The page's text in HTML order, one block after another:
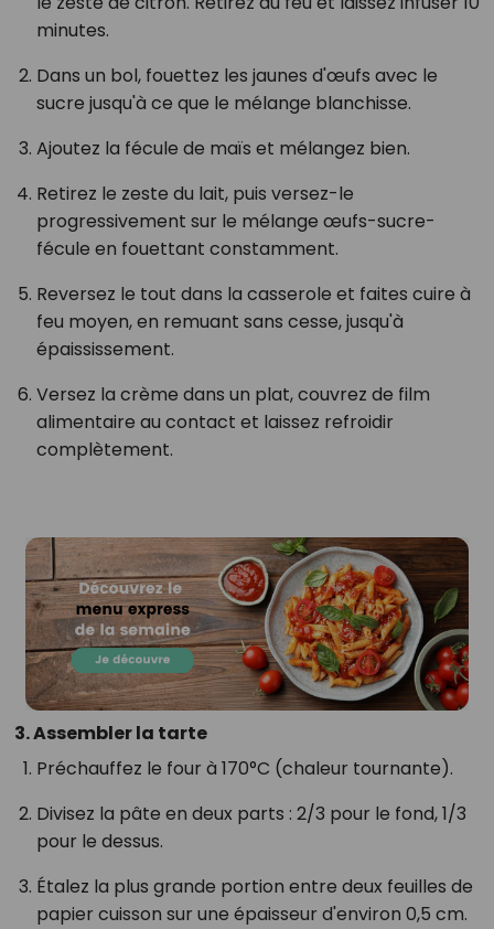
minutes.
Dans un bol, fouettez les jaunes d'œufs avec le
sucre jusqu'à ce que le mélange blanchisse.
Ajoutez la fécule de maïs et mélangez bien.
Retirez le zeste du lait, puis versez-le
progressivement sur le mélange œufs-sucre-
fécule en fouettant constamment.
Reversez le tout dans la casserole et faites cuire à
feu moyen, en remuant sans cesse, jusqu'à
épaississement.
Versez la crème dans un plat, couvrez de film
alimentaire au contact et laissez refroidir
complètement.
3. Assembler la tarte
Préchauffez le four à 170°C (chaleur tournante).
Divisez la pâte en deux parts : 2/3 pour le fond, 1/3
pour le dessus.
Étalez la plus grande portion entre deux feuilles de
papier cuisson sur une épaisseur d'environ 0,5 cm.